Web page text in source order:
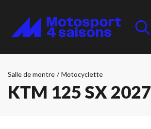
Salle de montre / Motocyclette
KTM 125 SX 2027